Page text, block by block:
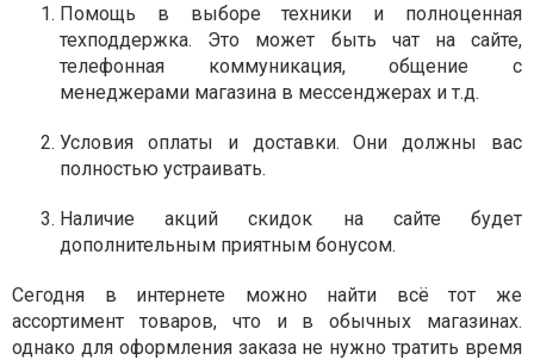
Помощь в выборе техники и полноценная
техподдержка. Это может быть чат на сайте,
телефонная коммуникация, общение с
менеджерами магазина в мессенджерах и т.д.
Условия оплаты и доставки. Они должны вас
полностью устраивать.
Наличие акций скидок на сайте будет
дополнительным приятным бонусом.
Сегодня в интернете можно найти всё тот же
ассортимент товаров, что и в обычных магазинах.
однако для оформления заказа не нужно тратить время